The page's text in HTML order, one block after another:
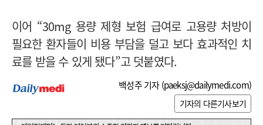
이어 “30mg 용량 제형 보험 급여로 고용량 처방이
필요한 환자들이 비용 부담을 덜고 보다 효과적인 치
료를 받을 수 있게 됐다”고 덧붙였다.
백성주 기자 (paeksj@dailymedi.com)
기자의 다른기사보기